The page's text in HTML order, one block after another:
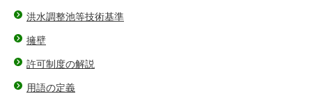
洪水調整池等技術基準
擁壁
許可制度の解説
用語の定義